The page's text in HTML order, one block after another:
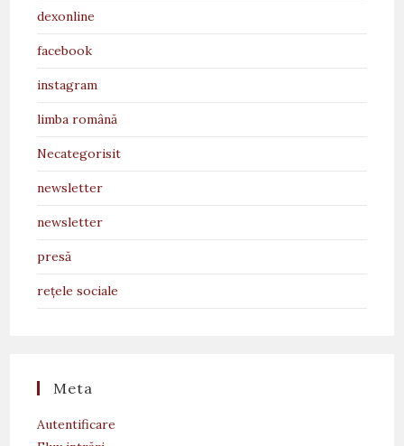
dexonline
facebook
instagram
limba română
Necategorisit
newsletter
newsletter
presă
rețele sociale
Meta
Autentificare